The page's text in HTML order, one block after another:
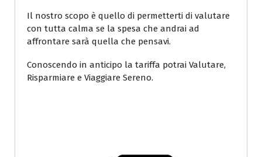
Il nostro scopo è quello di permetterti di valutare
con tutta calma se la spesa che andrai ad
affrontare sarà quella che pensavi.
Conoscendo in anticipo la tariffa potrai Valutare,
Risparmiare e Viaggiare Sereno.